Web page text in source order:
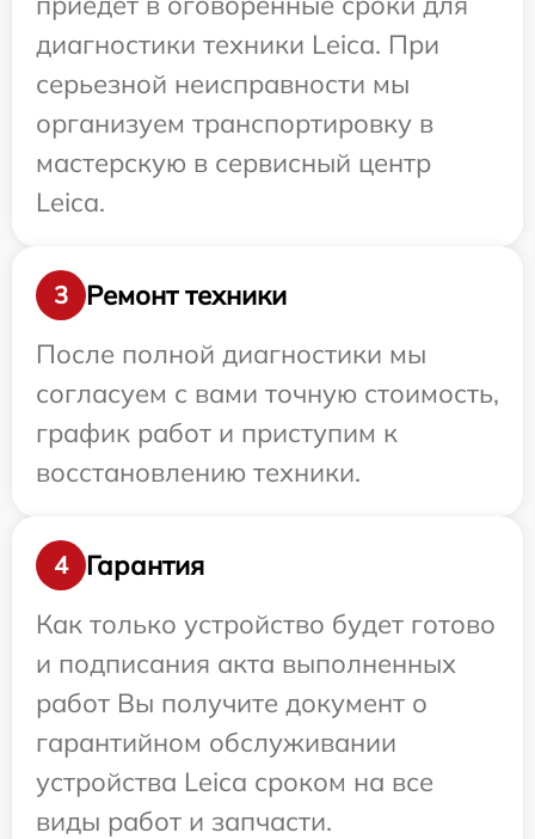
диагностики техники Leica. При
серьезной неисправности мы
организуем транспортировку в
мастерскую в сервисный центр
Leica.
3
Ремонт техники
После полной диагностики мы
согласуем с вами точную стоимость,
график работ и приступим к
восстановлению техники.
4
Гарантия
Как только устройство будет готово
и подписания акта выполненных
работ Вы получите документ о
гарантийном обслуживании
устройства Leica сроком на все
виды работ и запчасти.